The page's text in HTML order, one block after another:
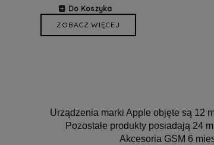
Do Koszyka
ZOBACZ WIĘCEJ
Urządzenia marki Apple objęte są 12
Pozostałe produkty posiadają 24
Akcesoria GSM 6